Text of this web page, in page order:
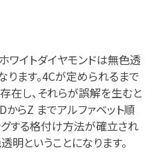
ワイトダイヤモンドは無色透
ます。4Cが定められるまで
し、それらが誤解を生むと
からZ までアルファベット順
する格付け方法が確立され
明ということになります。